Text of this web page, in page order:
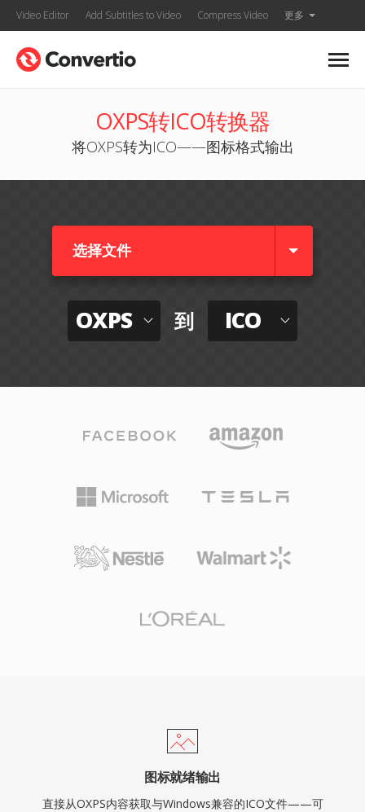
Video Editor Add Subtitles to Video Compress Video 更多
OXPS转ICO转换器
将OXPS转为ICO——图标格式输出
选择文件
OXPS 到 ICO
图标就绪输出
直接从OXPS内容获取与Windows兼容的ICO文件——可